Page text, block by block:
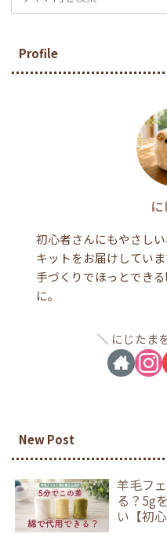
Profile
初心者さんにもやさし
キットをお届けしてい
手づくりでほっとでき
に。
にじたま
New Post
羊毛フ
る？5g
い【初